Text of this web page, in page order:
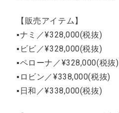
【販売アイテム】
▪ナミ／¥328,000(税抜)
▪ビビ／¥328,000(税抜)
▪ペローナ／¥328,000(税抜)
▪ロビン／¥338,000(税抜)
▪日和／¥338,000(税抜)